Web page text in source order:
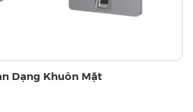
Dạng Khuôn Mặt